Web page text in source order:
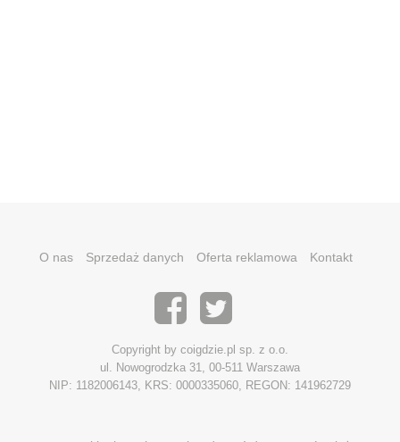
O nas Sprzedaż danych Oferta reklamowa Kontakt
Copyright by coigdzie.pl sp. z o.o.
ul. Nowogrodzka 31, 00-511 Warszawa
NIP: 1182006143, KRS: 0000335060, REGON: 141962729